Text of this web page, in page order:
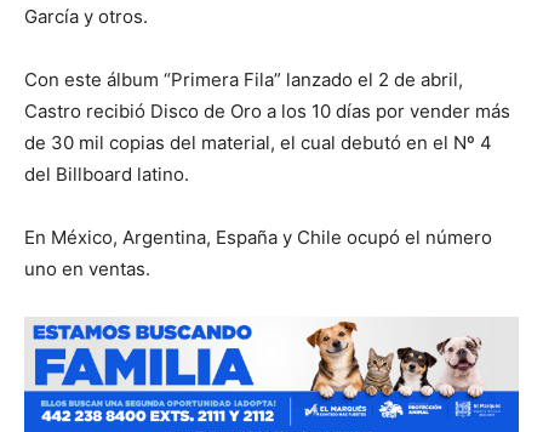
García y otros.
Con este álbum “Primera Fila” lanzado el 2 de abril,
Castro recibió Disco de Oro a los 10 días por vender más
de 30 mil copias del material, el cual debutó en el Nº 4
del Billboard latino.
En México, Argentina, España y Chile ocupó el número
uno en ventas.